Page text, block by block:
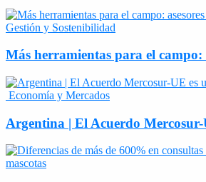
Gestión y Sostenibilidad
Más herramientas para el campo:
Economía y Mercados
Argentina | El Acuerdo Mercosur-
mascotas